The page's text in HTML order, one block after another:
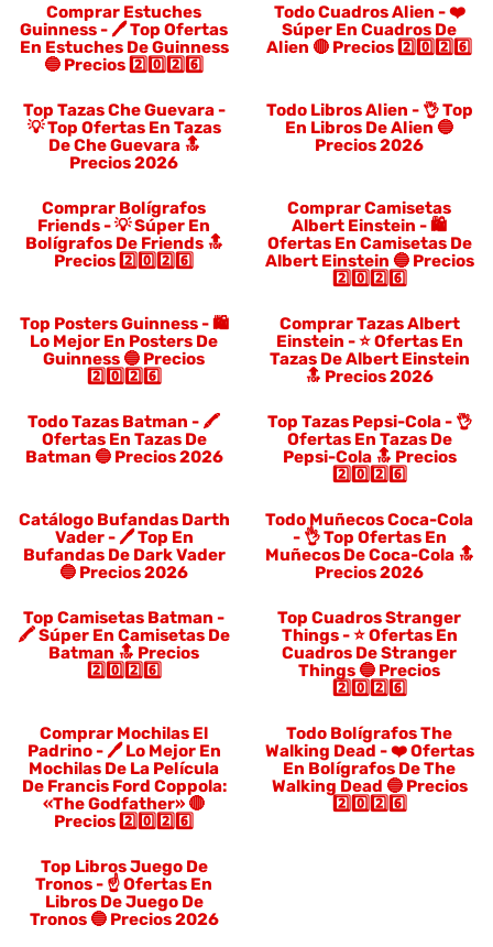
Comprar Estuches
Guinness - 🖊️ Top Ofertas
En Estuches De Guinness
🔵 Precios 2️⃣0️⃣2️⃣6️⃣
Todo Cuadros Alien - ❤️
Súper En Cuadros De
Alien 🔴 Precios 2️⃣0️⃣2️⃣6️⃣
Top Tazas Che Guevara -
💡 Top Ofertas En Tazas
De Che Guevara 🔝
Precios 2026
Todo Libros Alien - 👌 Top
En Libros De Alien 🔵
Precios 2026
Comprar Bolígrafos
Friends - 💡 Súper En
Bolígrafos De Friends 🔝
Precios 2️⃣0️⃣2️⃣6️⃣
Comprar Camisetas
Albert Einstein - 🛍️
Ofertas En Camisetas De
Albert Einstein 🔵 Precios
2️⃣0️⃣2️⃣6️⃣
Top Posters Guinness - 🛍️
Lo Mejor En Posters De
Guinness 🔵 Precios
2️⃣0️⃣2️⃣6️⃣
Comprar Tazas Albert
Einstein - ⭐️ Ofertas En
Tazas De Albert Einstein
🔝 Precios 2026
Todo Tazas Batman - 🖍️
Ofertas En Tazas De
Batman 🔵 Precios 2026
Top Tazas Pepsi-Cola - 👌
Ofertas En Tazas De
Pepsi-Cola 🔝 Precios
2️⃣0️⃣2️⃣6️⃣
Catálogo Bufandas Darth
Vader - 🖊️ Top En
Bufandas De Dark Vader
🔵 Precios 2026
Todo Muñecos Coca-Cola
- 👌 Top Ofertas En
Muñecos De Coca-Cola 🔝
Precios 2026
Top Camisetas Batman -
🖍️ Súper En Camisetas De
Batman 🔝 Precios
2️⃣0️⃣2️⃣6️⃣
Top Cuadros Stranger
Things - ⭐️ Ofertas En
Cuadros De Stranger
Things 🔵 Precios
2️⃣0️⃣2️⃣6️⃣
Comprar Mochilas El
Padrino - 🖊️ Lo Mejor En
Mochilas De La Película
De Francis Ford Coppola:
«The Godfather» 🔴
Precios 2️⃣0️⃣2️⃣6️⃣
Todo Bolígrafos The
Walking Dead - ❤️ Ofertas
En Bolígrafos De The
Walking Dead 🔵 Precios
2️⃣0️⃣2️⃣6️⃣
Top Libros Juego De
Tronos - ☝️ Ofertas En
Libros De Juego De
Tronos 🔵 Precios 2026